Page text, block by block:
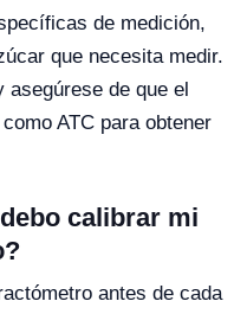
de medición,
que necesita medir.
de que el
ATC para obtener
calibrar mi
antes de cada